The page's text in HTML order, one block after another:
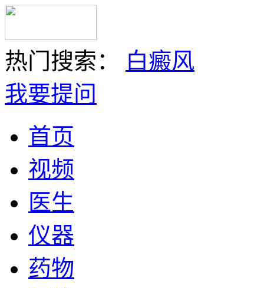
热门搜索：
白癜风
我要提问
首页
视频
医生
仪器
药物